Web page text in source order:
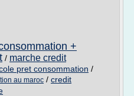
+
/ marche credit
pret consommation /
au maroc / credit